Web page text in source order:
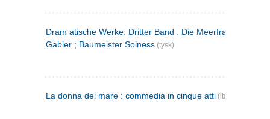
Dram atische Werke. Dritter Band : Die Meerfrau ; Hedda
Gabler ; Baumeister Solness (tysk)
La donna del mare : commedia in cinque atti (italiensk)